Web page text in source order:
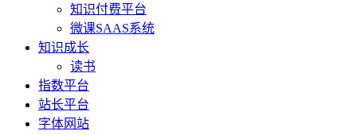
知识付费平台
微课SAAS系统
知识成长
读书
指数平台
站长平台
字体网站